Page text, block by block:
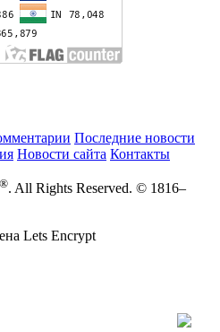
Последние новости
Новости сайта Контакты
®. All Rights Reserved. © 1816–